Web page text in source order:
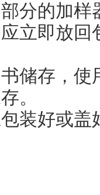
分的加样
立即放回
储存，使
。
装好或盖